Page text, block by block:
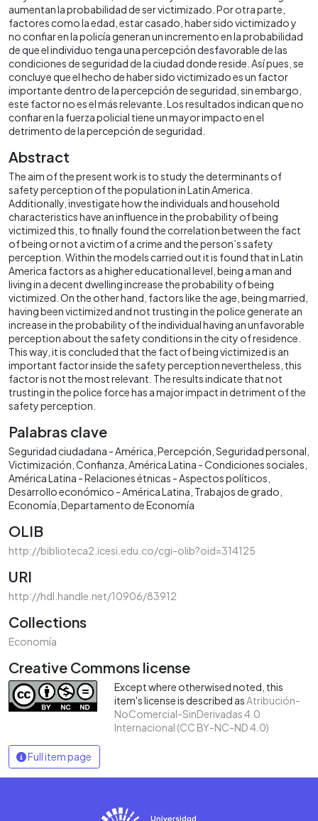
aumentan la probabilidad de ser victimizado. Por otra parte,
factores como la edad, estar casado, haber sido victimizado y
no confiar en la policía generan un incremento en la probabilidad
de que el individuo tenga una percepción desfavorable de las
condiciones de seguridad de la ciudad donde reside. Así pues, se
concluye que el hecho de haber sido victimizado es un factor
importante dentro de la percepción de seguridad, sin embargo,
este factor no es el más relevante. Los resultados indican que no
confiar en la fuerza policial tiene un mayor impacto en el
detrimento de la percepción de seguridad.
Abstract
The aim of the present work is to study the determinants of
safety perception of the population in Latin America.
Additionally, investigate how the individuals and household
characteristics have an influence in the probability of being
victimized this, to finally found the correlation between the fact
of being or not a victim of a crime and the person’s safety
perception. Within the models carried out it is found that in Latin
America factors as a higher educational level, being a man and
living in a decent dwelling increase the probability of being
victimized. On the other hand, factors like the age, being married,
having been victimized and not trusting in the police generate an
increase in the probability of the individual having an unfavorable
perception about the safety conditions in the city of residence.
This way, it is concluded that the fact of being victimized is an
important factor inside the safety perception nevertheless, this
factor is not the most relevant. The results indicate that not
trusting in the police force has a major impact in detriment of the
safety perception.
Palabras clave
Seguridad ciudadana - América Percepción Seguridad personal
Victimización Confianza América Latina - Condiciones sociales
América Latina - Relaciones étnicas - Aspectos políticos
Desarrollo económico - América Latina Trabajos de grado
Economía Departamento de Economía
OLIB
http://biblioteca2.icesi.edu.co/cgi-olib?oid=314125
URI
http://hdl.handle.net/10906/83912
Collections
Economía
Creative Commons license
Except where otherwised noted, this
item's license is described asAtribución-
NoComercial-SinDerivadas 4.0
Internacional (CC BY-NC-ND 4.0)
Full item page